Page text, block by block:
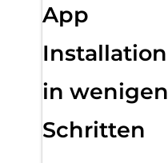
App
Installation
in wenigen
Schritten